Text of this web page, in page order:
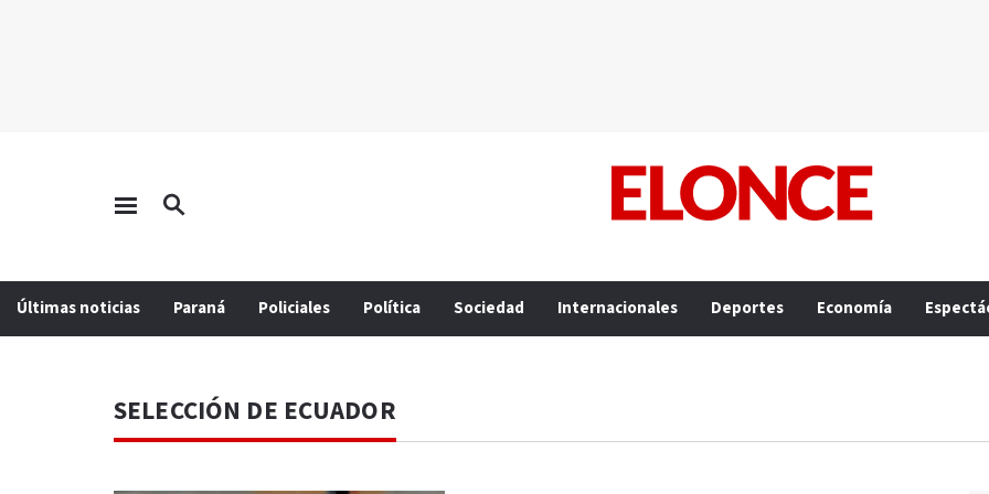
Últimas noticias Paraná Policiales Política Sociedad Internacionales Deportes Economía
SELECCIÓN DE ECUADOR